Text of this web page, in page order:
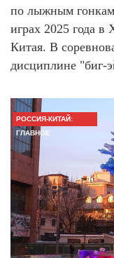
по лыжным
играх 2025 года в
Китая. В
дисциплине "биг-
РОССИЯ-КИТАЙ:
ГЛАВНОЕ